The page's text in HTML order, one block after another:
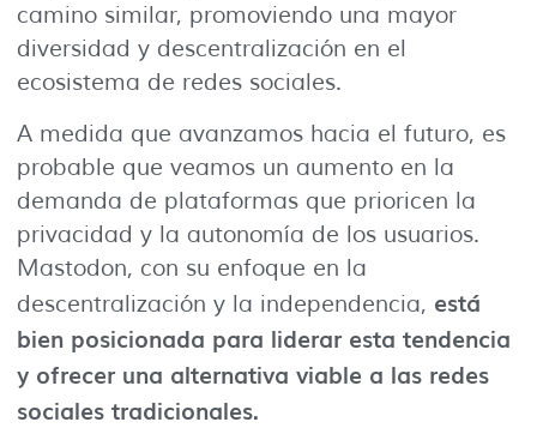
camino similar, promoviendo una mayor
diversidad y descentralización en el
ecosistema de redes sociales.
A medida que avanzamos hacia el futuro, es
probable que veamos un aumento en la
demanda de plataformas que prioricen la
privacidad y la autonomía de los usuarios.
Mastodon, con su enfoque en la
descentralización y la independencia, está
bien posicionada para liderar esta tendencia
y ofrecer una alternativa viable a las redes
sociales tradicionales.